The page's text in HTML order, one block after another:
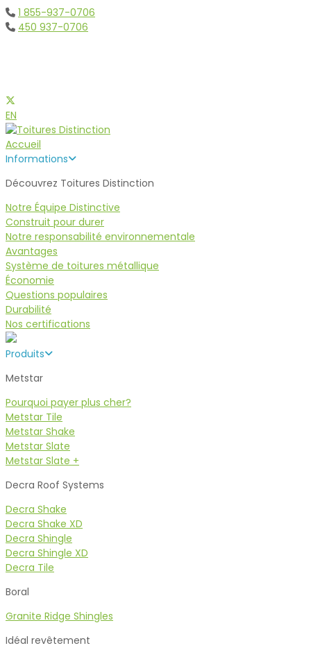
1 855-937-0706
450 937-0706
EN
Accueil
Informations
Découvrez Toitures Distinction
Notre Équipe Distinctive
Construit pour durer
Notre responsabilité environnementale
Avantages
Système de toitures métallique
Économie
Questions populaires
Durabilité
Nos certifications
Produits
Metstar
Pourquoi payer plus cher?
Metstar Tile
Metstar Shake
Metstar Slate
Metstar Slate +
Decra Roof Systems
Decra Shake
Decra Shake XD
Decra Shingle
Decra Shingle XD
Decra Tile
Boral
Granite Ridge Shingles
Idéal revêtement